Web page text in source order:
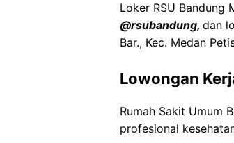
Loker RSU Bandung
@rsubandung, dan
Bar., Kec. Medan
Lowongan
Rumah Sakit Umum
profesional